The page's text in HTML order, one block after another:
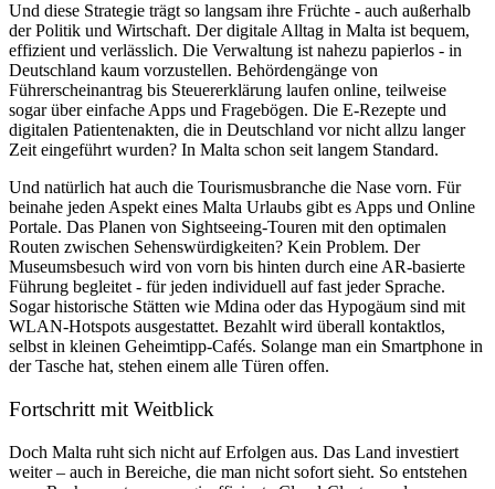
Und diese Strategie trägt so langsam ihre Früchte - auch außerhalb
der Politik und Wirtschaft. Der digitale Alltag in Malta ist bequem,
effizient und verlässlich. Die Verwaltung ist nahezu papierlos - in
Deutschland kaum vorzustellen. Behördengänge von
Führerscheinantrag bis Steuererklärung laufen online, teilweise
sogar über einfache Apps und Fragebögen. Die E-Rezepte und
digitalen Patientenakten, die in Deutschland vor nicht allzu langer
Zeit eingeführt wurden? In Malta schon seit langem Standard.
Und natürlich hat auch die Tourismusbranche die Nase vorn. Für
beinahe jeden Aspekt eines Malta Urlaubs gibt es Apps und Online
Portale. Das Planen von Sightseeing-Touren mit den optimalen
Routen zwischen Sehenswürdigkeiten? Kein Problem. Der
Museumsbesuch wird von vorn bis hinten durch eine AR-basierte
Führung begleitet - für jeden individuell auf fast jeder Sprache.
Sogar historische Stätten wie Mdina oder das Hypogäum sind mit
WLAN-Hotspots ausgestattet. Bezahlt wird überall kontaktlos,
selbst in kleinen Geheimtipp-Cafés. Solange man ein Smartphone in
der Tasche hat, stehen einem alle Türen offen.
Fortschritt mit Weitblick
Doch Malta ruht sich nicht auf Erfolgen aus. Das Land investiert
weiter – auch in Bereiche, die man nicht sofort sieht. So entstehen